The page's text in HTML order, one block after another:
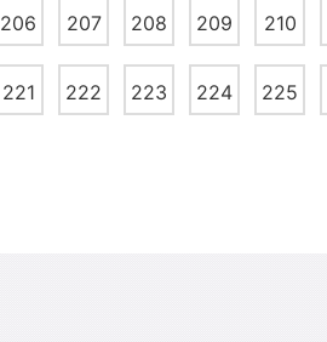
206 207 208 209 210
221 222 223 224 225